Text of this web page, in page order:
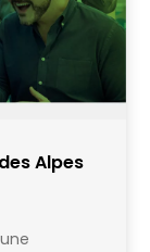
Alpes